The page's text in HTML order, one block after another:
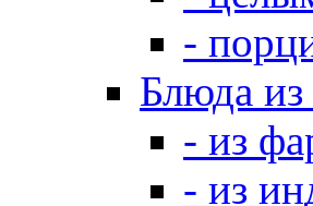
-
Блюда
- из
- из